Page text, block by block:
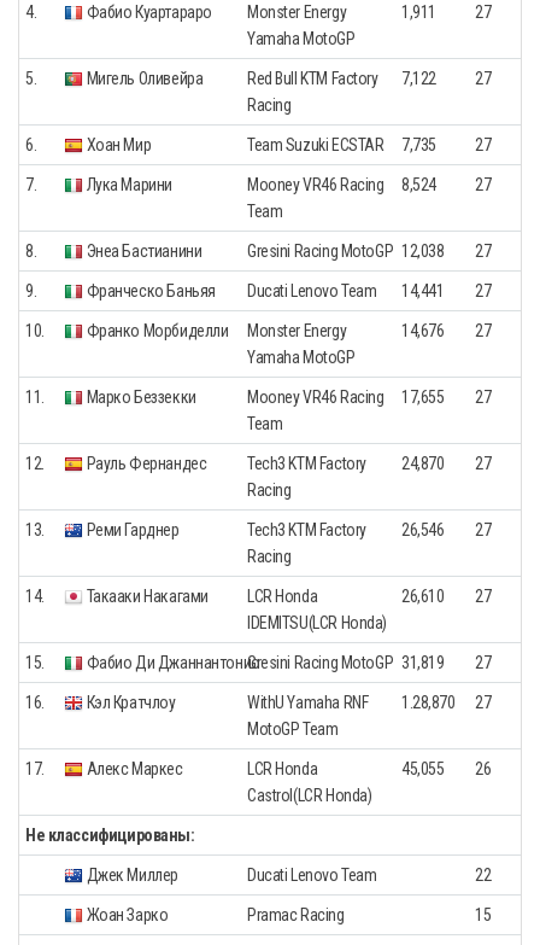
4. Фабио Куартараро
Monster Energy
Yamaha MotoGP
1,911 27
5. Мигель Оливейра
Red Bull KTM Factory
Racing
7,122 27
6. Хоан Мир Team Suzuki ECSTAR 7,735 27
7. Лука Марини
Mooney VR46 Racing
Team
8,524 27
8. Энеа Бастианини Gresini Racing MotoGP 12,038 27
9. Франческо Баньяя Ducati Lenovo Team 14,441 27
10. Франко Морбиделли
Monster Energy
Yamaha MotoGP
14,676 27
11. Марко Беззекки
Mooney VR46 Racing
Team
17,655 27
12. Рауль Фернандес
Tech3 KTM Factory
Racing
24,870 27
13. Реми Гарднер
Tech3 KTM Factory
Racing
26,546 27
14. Такааки Накагами
LCR Honda
IDEMITSU(LCR Honda)
26,610 27
15. Фабио Ди ДжаннантониоGresini Racing MotoGP 31,819 27
16. Кэл Кратчлоу
WithU Yamaha RNF
MotoGP Team
1.28,870 27
17. Алекс Маркес
LCR Honda
Castrol(LCR Honda)
45,055 26
Не классифицированы:
Джек Миллер Ducati Lenovo Team 22
Жоан Зарко Pramac Racing 15